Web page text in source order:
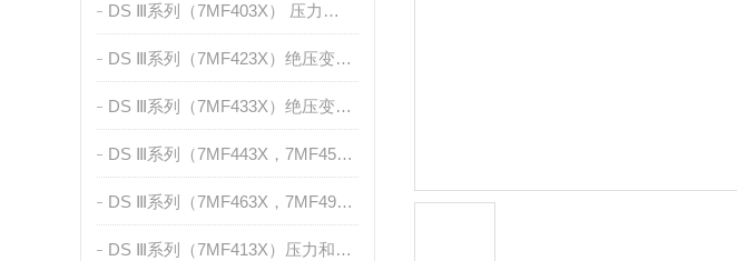
DS Ⅲ系列（7MF403X） 压力变送器
DS Ⅲ系列（7MF423X）绝压变送器
DS Ⅲ系列（7MF433X）绝压变送器
DS Ⅲ系列（7MF443X，7MF453X）差压和流量测量
DS Ⅲ系列（7MF463X，7MF4912，7MF2741）液位测量
DS Ⅲ系列（7MF413X）压力和绝压测量，带前置膜片